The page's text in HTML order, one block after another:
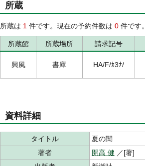
所蔵
所蔵は 1 件です。現在の予約件数は 0 件です。
所蔵館 所蔵場所 請求記号
興風 書庫 HA/F/ｶ3ﾅ/
資料詳細
タイトル
夏の闇
著者
開高 健 ／[著]